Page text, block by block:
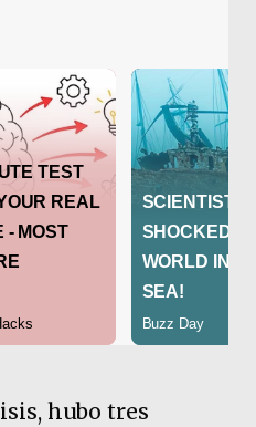
hubo tres